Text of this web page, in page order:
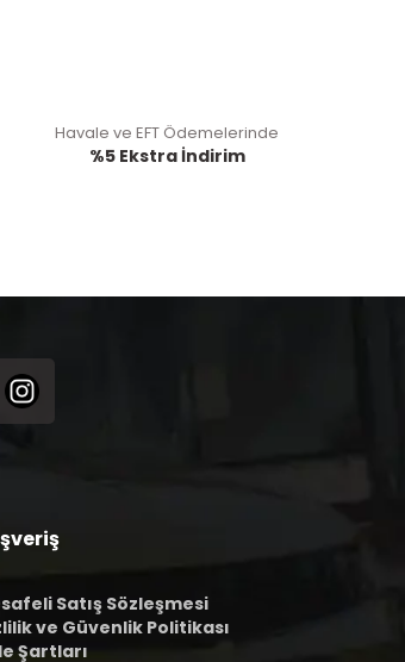
Havale ve EFT Ödemelerinde
%5 Ekstra İndirim
Satış Sözleşmesi
ve Güvenlik Politikası
Şartları